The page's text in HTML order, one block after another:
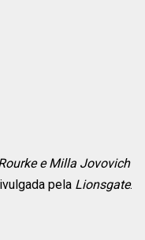
e Milla Jovovich
pela Lionsgate.